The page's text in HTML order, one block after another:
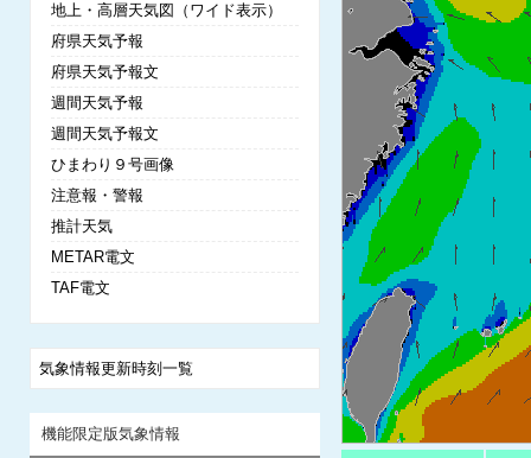
地上・高層天気図（ワイド表示）
府県天気予報
府県天気予報文
週間天気予報
週間天気予報文
ひまわり９号画像
注意報・警報
推計天気
METAR電文
TAF電文
気象情報更新時刻一覧
機能限定版気象情報